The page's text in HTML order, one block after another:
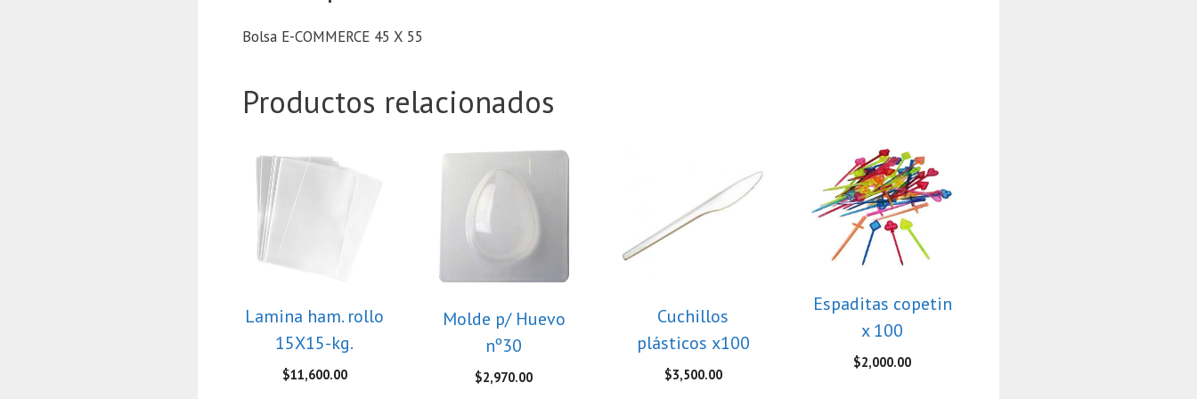
Bolsa E-COMMERCE 45 X 55
Productos relacionados
Lamina ham. rollo
15X15-kg.
$11,600.00
Molde p/ Huevo
nº30
$2,970.00
Cuchillos
plásticos x100
$3,500.00
Espaditas copetin
x 100
$2,000.00